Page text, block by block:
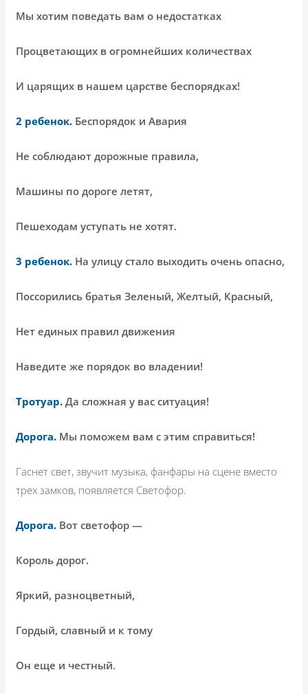
Мы хотим поведать вам о недостатках
Процветающих в огромнейших количествах
И царящих в нашем царстве беспорядках!
2 ребенок. Беспорядок и Авария
Не соблюдают дорожные правила,
Машины по дороге летят,
Пешеходам уступать не хотят.
3 ребенок. На улицу стало выходить очень опасно,
Поссорились братья Зеленый, Желтый, Красный,
Нет единых правил движения
Наведите же порядок во владении!
Тротуар. Да сложная у вас ситуация!
Дорога. Мы поможем вам с этим справиться!
Гаснет свет, звучит музыка, фанфары на сцене вместо
трех замков, появляется Светофор.
Дорога. Вот светофор —
Король дорог.
Яркий, разноцветный,
Гордый, славный и к тому
Он еще и честный.